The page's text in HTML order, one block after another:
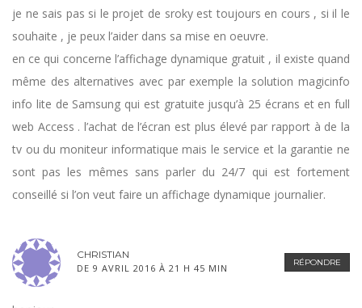
je ne sais pas si le projet de sroky est toujours en cours , si il le
souhaite , je peux l’aider dans sa mise en oeuvre.
en ce qui concerne l’affichage dynamique gratuit , il existe quand
même des alternatives avec par exemple la solution magicinfo
info lite de Samsung qui est gratuite jusqu’à 25 écrans et en full
web Access . l’achat de l’écran est plus élevé par rapport à de la
tv ou du moniteur informatique mais le service et la garantie ne
sont pas les mêmes sans parler du 24/7 qui est fortement
conseillé si l’on veut faire un affichage dynamique journalier.
RÉPONDRE
CHRISTIAN
DE 9 AVRIL 2016 À 21 H 45 MIN